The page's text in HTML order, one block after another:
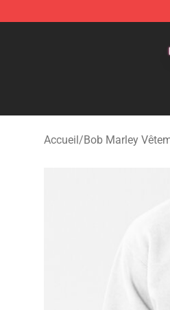
Accueil/Bob Marley